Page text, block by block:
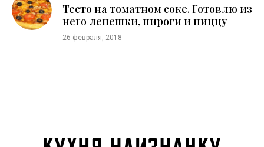
Тесто на томатном соке. Готовлю из
него лепешки, пироги и пиццу
26 февраля, 2018